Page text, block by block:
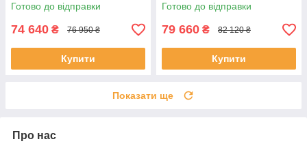
Готово до відправки
74 640 ₴ 76 950 ₴
Купити
Готово до відправки
79 660 ₴ 82 120 ₴
Купити
Показати ще
Про нас